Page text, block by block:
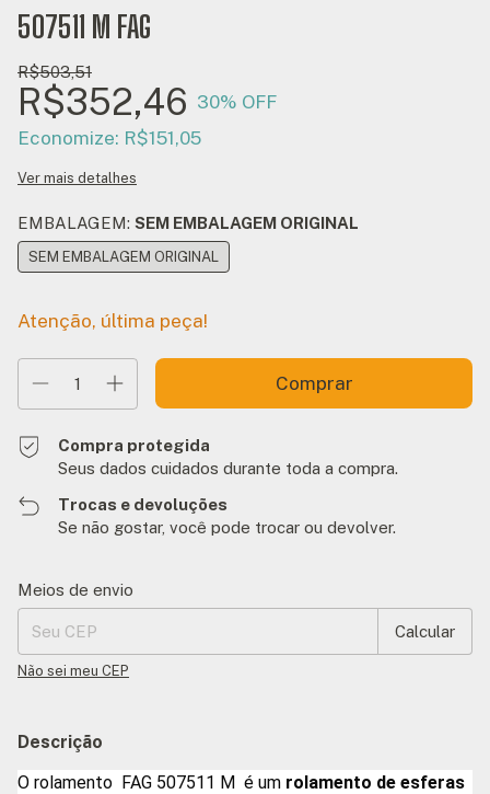
507511 M FAG
R$503,51
R$352,46 30% OFF
Economize: R$151,05
Ver mais detalhes
EMBALAGEM: SEM EMBALAGEM ORIGINAL
SEM EMBALAGEM ORIGINAL
Atenção, última peça!
Compra protegida
Seus dados cuidados durante toda a compra.
Trocas e devoluções
Se não gostar, você pode trocar ou devolver.
Entregas para o CEP:
Meios de envio
Calcular
Não sei meu CEP
Descrição
O rolamento FAG 507511 M é um rolamento de esferas